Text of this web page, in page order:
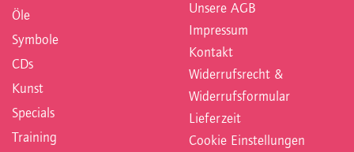
Öle
Symbole
CDs
Kunst
Specials
Training
Unsere AGB
Impressum
Kontakt
Widerrufsrecht &
Widerrufsformular
Lieferzeit
Cookie Einstellungen